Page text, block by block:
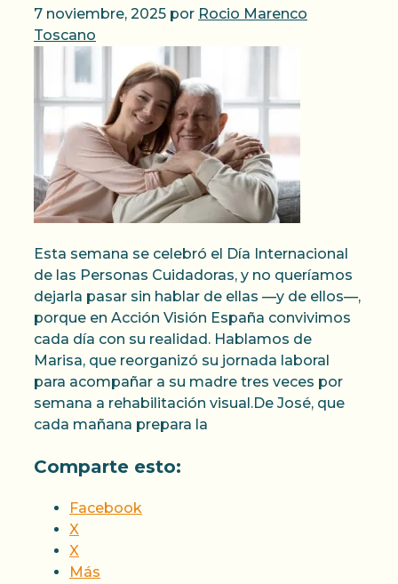
7 noviembre, 2025 por Rocio Marenco
Toscano
Esta semana se celebró el Día Internacional
de las Personas Cuidadoras, y no queríamos
dejarla pasar sin hablar de ellas —y de ellos—,
porque en Acción Visión España convivimos
cada día con su realidad. Hablamos de
Marisa, que reorganizó su jornada laboral
para acompañar a su madre tres veces por
semana a rehabilitación visual.De José, que
cada mañana prepara la
Comparte esto:
Facebook
X
X
Más